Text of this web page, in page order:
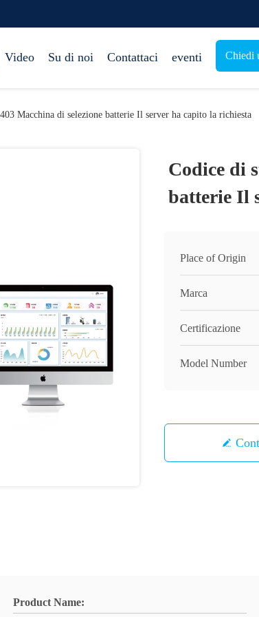
Video Su di noi Contattaci eventi Chiedi
Macchina di selezione batterie Il server ha capito la richiesta
Codice di
batterie Il
Place of Origin
Marca
Certificazione
Model Number
Product Name: